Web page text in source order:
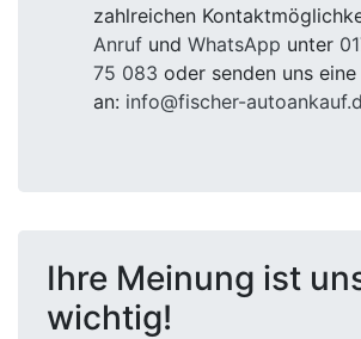
zahlreichen
Anruf und WhatsApp unter
75 083 oder senden uns
an: info@fischer-
Ihre Meinung ist
wichtig!